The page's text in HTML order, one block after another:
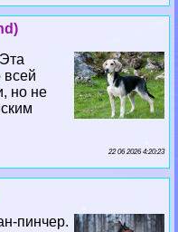
всей
но не
22 06 2026 4:20:23
пинчер.